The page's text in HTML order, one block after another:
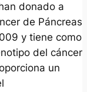
donado a
de Páncreas
y tiene como
del cáncer
un